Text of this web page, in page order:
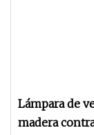
Lámpara de
madera